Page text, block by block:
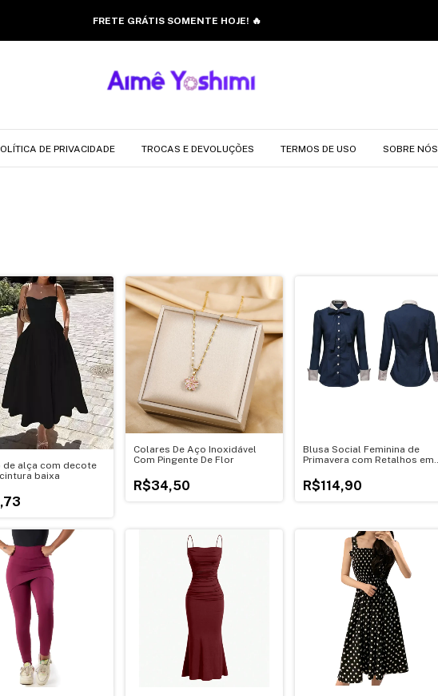
FRETE GRÁTIS SOMENTE HOJE! 🔥
DE PRIVACIDADE TROCAS E DEVOLUÇÕES TERMOS DE USO SOBRE NÓS
de alça com decote
baixa
Colares De Aço Inoxidável
Com Pingente De Flor
R$34,50
Blusa Social Feminina de
Primavera com Retalhos em
R$114,90